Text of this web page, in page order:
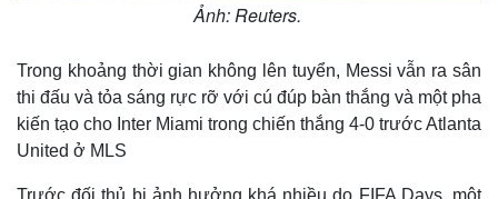
Ảnh: Reuters.
Trong khoảng thời gian không lên tuyển, Messi vẫn ra sân
thi đấu và tỏa sáng rực rỡ với cú đúp bàn thắng và một pha
kiến tạo cho Inter Miami trong chiến thắng 4-0 trước Atlanta
United ở MLS
Trước đối thủ bị ảnh hưởng khá nhiều do FIFA Days, một